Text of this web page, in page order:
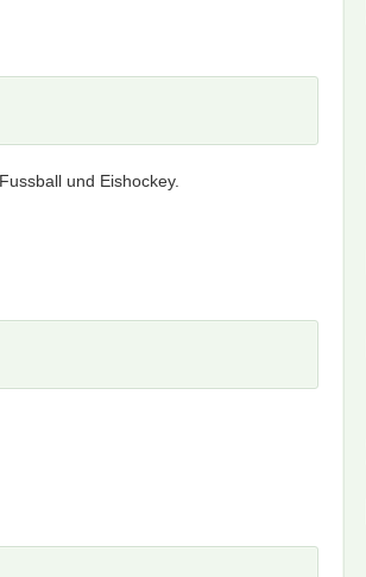
und Eishockey.